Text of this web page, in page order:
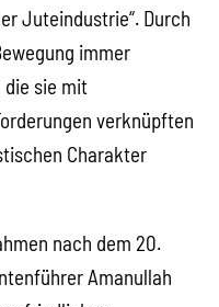
Juteindustrie“. Durch
immer
die sie mit
verknüpften
Charakter
nach dem 20.
Amanullah